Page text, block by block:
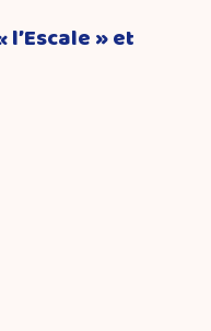
» et